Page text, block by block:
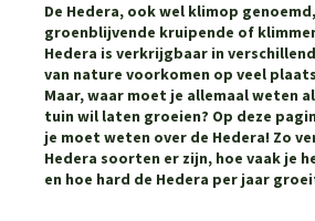
De Hedera, ook wel klimop
groenblijvende kruipende of
Hedera is verkrijgbaar in
van nature voorkomen op veel
Maar, waar moet je allemaal weten
tuin wil laten groeien? Op deze
je moet weten over de Hedera! Zo
Hedera soorten er zijn, hoe vaak je
en hoe hard de Hedera per jaar